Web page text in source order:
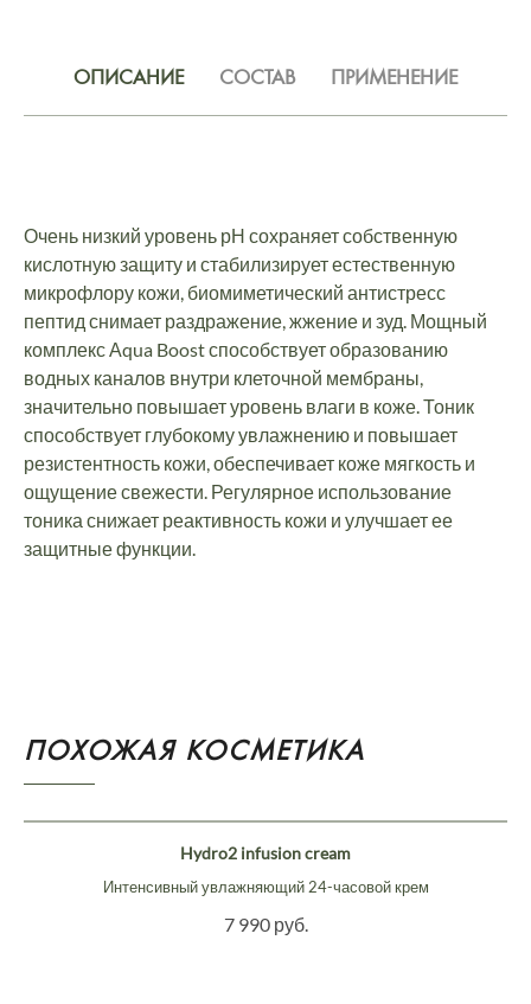
ОПИСАНИЕ СОСТАВ ПРИМЕНЕНИЕ
Очень низкий уровень рН сохраняет собственную
кислотную защиту и стабилизирует естественную
микрофлору кожи, биомиметический антистресс
пептид снимает раздражение, жжение и зуд. Мощный
комплекс Аqua Boost способствует образованию
водных каналов внутри клеточной мембраны,
значительно повышает уровень влаги в коже. Тоник
способствует глубокому увлажнению и повышает
резистентность кожи, обеспечивает коже мягкость и
ощущение свежести. Регулярное использование
тоника снижает реактивность кожи и улучшает ее
защитные функции.
ПОХОЖАЯ КОСМЕТИКА
Hydro2 infusion cream
Интенсивный увлажняющий 24-часовой крем
7 990 руб.